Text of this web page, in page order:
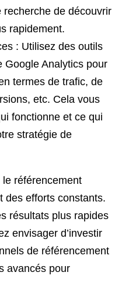
de découvrir
rapidement.
: Utilisez des outils
Google Analytics pour
termes de trafic, de
etc. Cela vous
fonctionne et ce qui
stratégie de
référencement
des efforts constants.
résultats plus rapides
envisager d’investir
de référencement
avancés pour